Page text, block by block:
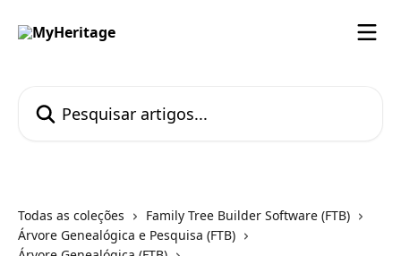
Todas as coleções
Family Tree Builder Software (FTB)
Árvore Genealógica e Pesquisa (FTB)